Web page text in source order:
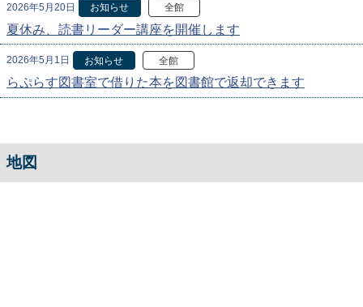
2026年5月20日 お知らせ 全館
夏休み、読書リーダー講座を開催します
2026年5月1日 お知らせ 全館
らぷらす図書室で借りた本を図書館で返却できます
地図